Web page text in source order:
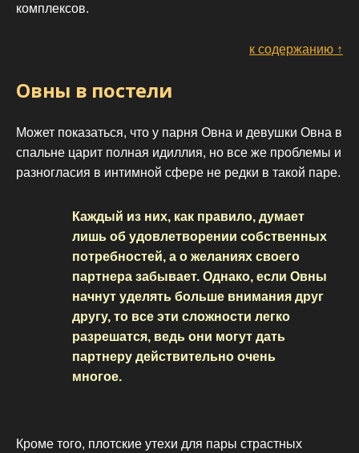
комплексов.
к содержанию ↑
Овны в постели
Может показаться, что у парня Овна и девушки Овна в
спальне царит полная идиллия, но все же проблемы и
разногласия в интимной сфере не редки в такой паре.
Каждый из них, как правило, думает
лишь об удовлетворении собственных
потребностей, а о желаниях своего
партнера забывает. Однако, если Овны
начнут уделять больше внимания друг
другу, то все эти сложности легко
разрешатся, ведь они могут дать
партнеру действительно очень
многое.
Кроме того, плотские утехи для пары страстных